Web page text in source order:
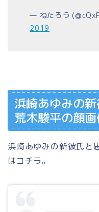
— ねたろう
2019
浜崎あゆみの
荒木駿平の顔
浜崎あゆみの新彼氏と
はコチラ。